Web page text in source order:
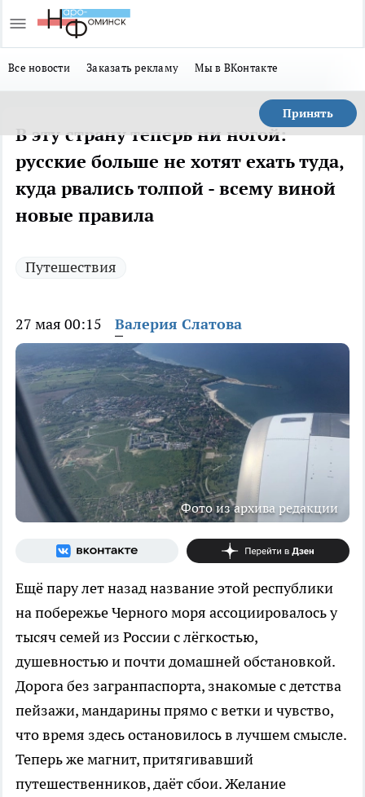
Все новости Заказать рекламу Мы в ВКонтакте
Принять
В эту страну теперь ни ногой:
русские больше не хотят ехать туда,
куда рвались толпой - всему виной
новые правила
Путешествия
27 мая 00:15 Валерия Слатова
Фото из архива редакции
Ещё пару лет назад название этой республики
на побережье Черного моря ассоциировалось у
тысяч семей из России с лёгкостью,
душевностью и почти домашней обстановкой.
Дорога без загранпаспорта, знакомые с детства
пейзажи, мандарины прямо с ветки и чувство,
что время здесь остановилось в лучшем смысле.
Теперь же магнит, притягивавший
путешественников, даёт сбои. Желание